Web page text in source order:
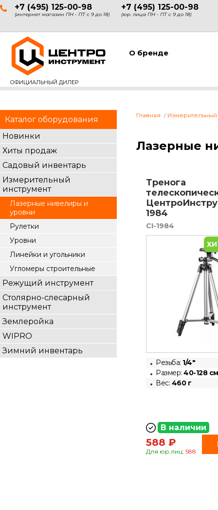
+7 (495) 125-00-98
(интернет магазин ПН - ПТ с 9 до 18)
+7 (495) 125-00-98
(юр. лица ПН - ПТ с 9 до 18)
ОФИЦИАЛЬНЫЙ ДИЛЕР
О бренде
Каталог оборудования
Новинки
Хиты продаж
Садовый инвентарь
Измерительный
инструмент
Лазерные нивелиры и
уровни
Рулетки
Уровни
Линейки и угольники
Угломеры строительные
Режущий инструмент
Столярно-слесарный
инструмент
Землеройка
WIPRO
Зимний инвентарь
Главная Измерительный
Лазерные
Тренога
1984
CI-1984
Резьба: 1/4"
Размер: 40-128 см
Вес: 460 г
В наличии
588 ₽
Для юр.лиц: 588